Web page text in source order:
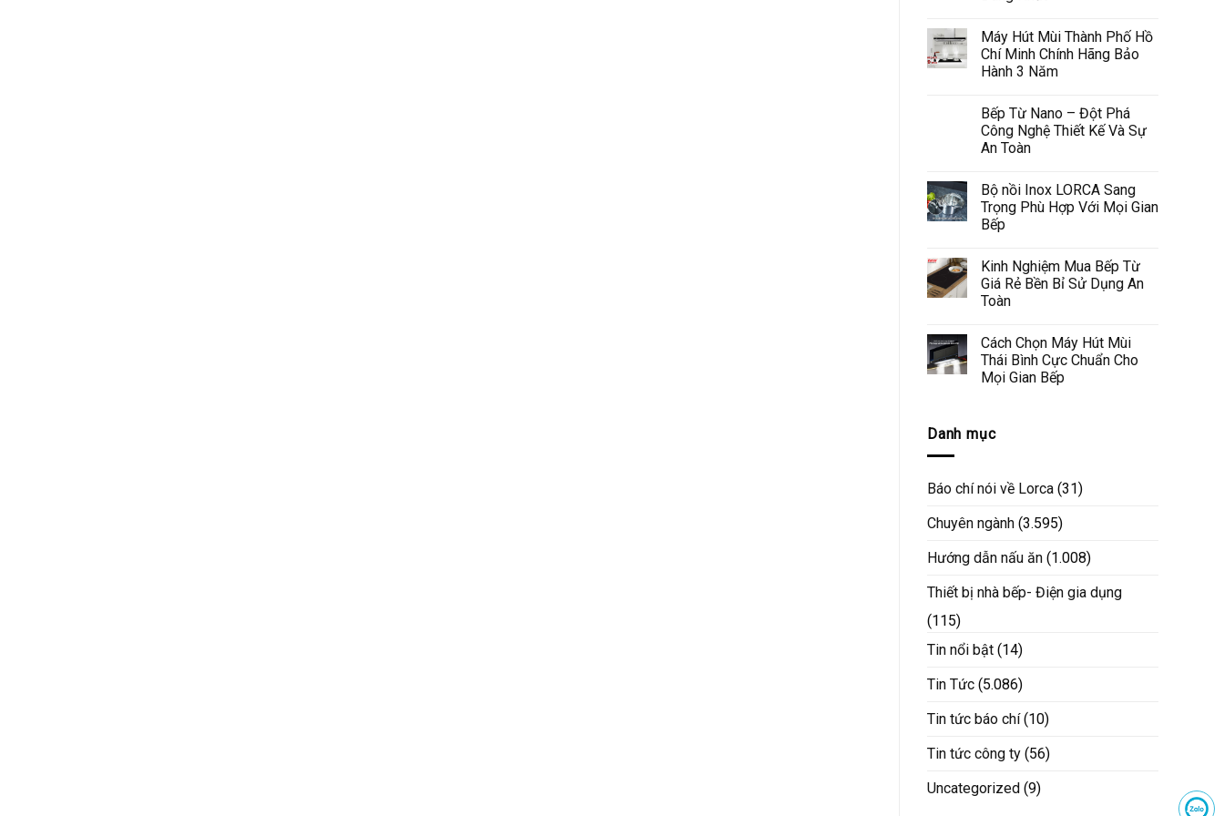
Máy Hút Mùi Thành Phố Hồ
Chí Minh Chính Hãng Bảo
Hành 3 Năm
Bếp Từ Nano – Đột Phá
Công Nghệ Thiết Kế Và Sự
An Toàn
Bộ nồi Inox LORCA Sang
Trọng Phù Hợp Với Mọi Gian
Bếp
Kinh Nghiệm Mua Bếp Từ
Giá Rẻ Bền Bỉ Sử Dụng An
Toàn
Cách Chọn Máy Hút Mùi
Thái Bình Cực Chuẩn Cho
Mọi Gian Bếp
Danh mục
Báo chí nói về Lorca (31)
Chuyên ngành (3.595)
Hướng dẫn nấu ăn (1.008)
Thiết bị nhà bếp- Điện gia dụng
(115)
Tin nổi bật (14)
Tin Tức (5.086)
Tin tức báo chí(10)
Tin tức công ty (56)
Uncategorized (9)